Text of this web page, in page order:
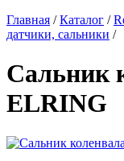
Главная / Каталог /
датчики, сальники /
Сальник
ELRING